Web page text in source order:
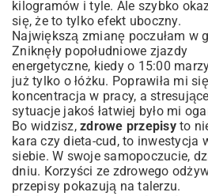
Pomysły na pożywne i szybkie
Zdrowe i sycące obiady: inspiracje z
różnych kuchni
Fit przepisy na kolację: lekko, ale
Zdrowe przekąski i desery, które
głód
Jak Skutecznie Włączyć Zdrowe
Przepisy do Swojego Życia?
Planowanie posiłków: oszczędność
pieniędzy
Zdrowe gotowanie dla całej
pogodzić smaki?
kilogramów i tyle. Ale szybko
się, że to tylko efekt uboczny.
Największą zmianę poczułam w
Zniknęły popołudniowe zjazdy
energetyczne, kiedy o 15:00
już tylko o łóżku. Poprawiła mi się
koncentracja w pracy, a stresujące
sytuacje jakoś łatwiej było mi
Bo widzisz, zdrowe przepisyto
kara czy dieta-cud, to inwestycja
siebie. W swoje samopoczucie,
dniu. Korzyści ze zdrowego
przepisy pokazują na talerzu.